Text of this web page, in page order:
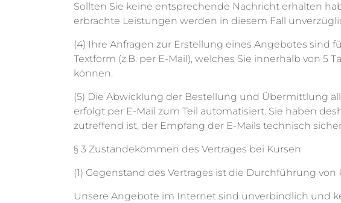
Sollten Sie keine entsprechende Nachricht erhalten
erbrachte Leistungen werden in diesem Fall
(4) Ihre Anfragen zur Erstellung eines Angebotes
Textform (z.B. per E-Mail), welches Sie innerhalb von
können.
(5) Die Abwicklung der Bestellung und Übermittlung
erfolgt per E-Mail zum Teil automatisiert. Sie haben
zutreffend ist, der Empfang der E-Mails technisch
§ 3 Zustandekommen des Vertrages bei Kursen
(1) Gegenstand des Vertrages ist die Durchführung von
Unsere Angebote im Internet sind unverbindlich und